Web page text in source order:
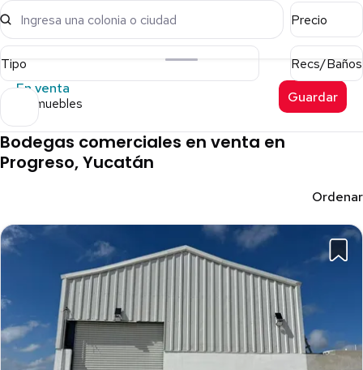
Ingresa una colonia o ciudad Precio
Tipo
Recs/Baños
En venta
8 inmuebles Guardar
Bodegas comerciales en venta en
Progreso, Yucatán
Ordenar